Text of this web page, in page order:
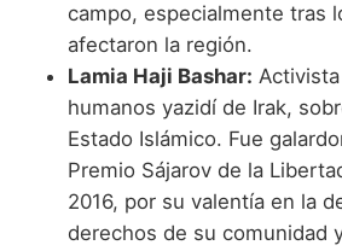
campo, especialmente tras
afectaron la región.
Lamia Haji Bashar:
humanos yazidí de Irak,
Estado Islámico. Fue
Premio Sájarov de la
2016, por su valentía en la
derechos de su comunidad